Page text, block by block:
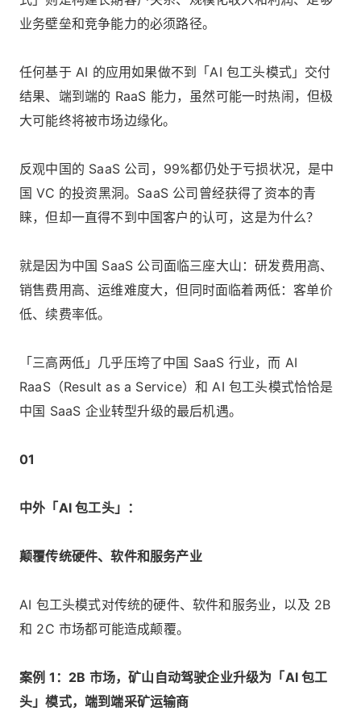
业务壁垒和竞争能力的必须路径。
任何基于 AI 的应用如果做不到「AI 包工头模式」交付
结果、端到端的 RaaS 能力，虽然可能一时热闹，但极
大可能终将被市场边缘化。
反观中国的 SaaS 公司，99%都仍处于亏损状况，是中
国 VC 的投资黑洞。SaaS 公司曾经获得了资本的青
睐，但却一直得不到中国客户的认可，这是为什么？
就是因为中国 SaaS 公司面临三座大山：研发费用高、
销售费用高、运维难度大，但同时面临着两低：客单价
低、续费率低。
「三高两低」几乎压垮了中国 SaaS 行业，而 AI
RaaS（Result as a Service）和 AI 包工头模式恰恰是
中国 SaaS 企业转型升级的最后机遇。
01
中外「AI 包工头」：
颠覆传统硬件、软件和服务产业
AI 包工头模式对传统的硬件、软件和服务业，以及 2B
和 2C 市场都可能造成颠覆。
案例 1：2B 市场，矿山自动驾驶企业升级为「AI 包工
头」模式，端到端采矿运输商